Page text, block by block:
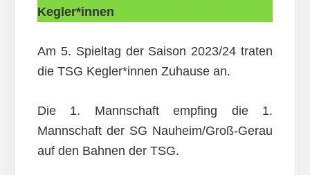
Kegler*innen
Am 5. Spieltag der Saison 2023/24 traten
die TSG Kegler*innen Zuhause an.
Die 1. Mannschaft empfing die 1.
Mannschaft der SG Nauheim/Groß-Gerau
auf den Bahnen der TSG.